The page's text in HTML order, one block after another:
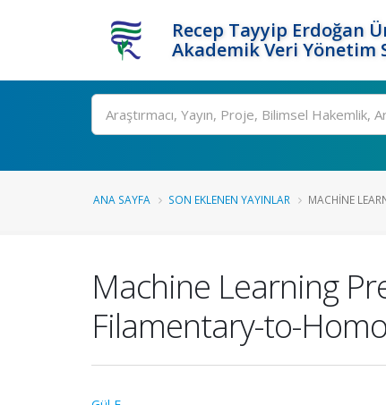
Recep Tayyip Erdoğan
Akademik Veri Yönetim
Ara
ANA SAYFA SON EKLENEN YAYINLAR MACHINE
Machine Learning
Filamentary-to-